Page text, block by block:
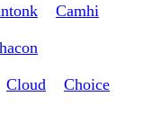
Camhi
Cloud Choice